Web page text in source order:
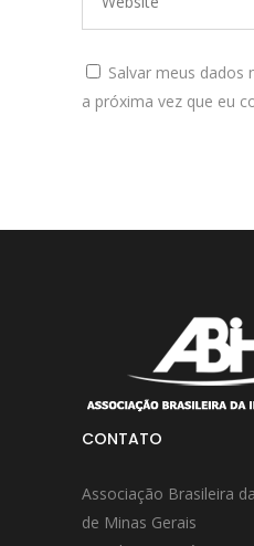
Salvar meus dados
a próxima vez que eu
CONTATO
Associação Brasileira
de Minas Gerais